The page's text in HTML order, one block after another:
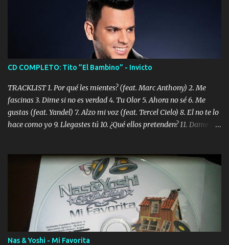
CD COMPLETO: Tito ”El Bambino” - Invicto
TRACKLIST 1. Por qué les mientes? (feat. Marc Anthony) 2. Me
fascinas 3. Dime si no es verdad 4. Tu Olor 5. Ahora no sé 6. Me
gustas (feat. Yandel) 7. Alzo mi voz (feat. Tercel Cielo) 8. El no te lo
hace como yo 9. Llegastes tú 10. ¿Qué ellos pretenden? 11. Dame la
Digital Booklet – Invicto ----------------------------- Nota:
Album proposto al massimo della qualità in formato iTunes Plus
AAC M4A; comprato su iTunes e a disposizione vostra per il
download. REGGAETON ITALIA Nosotros Somos Los Del
Momento!
Nas & Yoshi - Mi Favorita